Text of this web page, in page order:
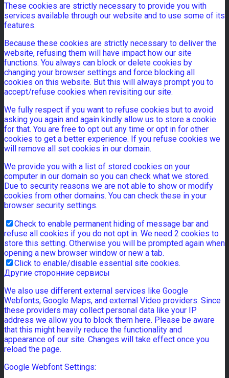
These cookies are strictly necessary to provide you with
services available through our website and to use some of its
features.
Because these cookies are strictly necessary to deliver the
website, refusing them will have impact how our site
functions. You always can block or delete cookies by
changing your browser settings and force blocking all
cookies on this website. But this will always prompt you to
accept/refuse cookies when revisiting our site.
We fully respect if you want to refuse cookies but to avoid
asking you again and again kindly allow us to store a cookie
for that. You are free to opt out any time or opt in for other
cookies to get a better experience. If you refuse cookies we
will remove all set cookies in our domain.
We provide you with a list of stored cookies on your
computer in our domain so you can check what we stored.
Due to security reasons we are not able to show or modify
cookies from other domains. You can check these in your
browser security settings.
Check to enable permanent hiding of message bar and
refuse all cookies if you do not opt in. We need 2 cookies to
store this setting. Otherwise you will be prompted again when
opening a new browser window or new a tab.
Click to enable/disable essential site cookies.
Другие сторонние сервисы
We also use different external services like Google
Webfonts, Google Maps, and external Video providers. Since
these providers may collect personal data like your IP
address we allow you to block them here. Please be aware
that this might heavily reduce the functionality and
appearance of our site. Changes will take effect once you
reload the page.
Google Webfont Settings: